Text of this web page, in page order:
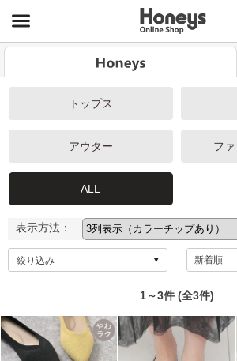
トップス
アウター フ
ALL
表示方法：
絞り込み
1～3件 (全3件)